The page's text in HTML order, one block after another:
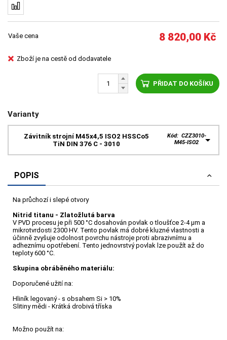
Vaše cena 8 820,00 Kč
Zboží je na cestě od dodavatele
PŘIDAT DO KOŠÍKU
Varianty
Závitník strojní M45x4,5 ISO2 HSSCo5
TiN DIN 376 C - 3010
Kód: CZZ3010-
M45-ISO2
POPIS
Na průchozí i slepé otvory
Nitrid titanu - Zlatožlutá barva
V PVD procesu je při 500 °C dosahován povlak o tloušťce 2-4 μm a
mikrotvrdosti 2300 HV. Tento povlak má dobré kluzné vlastnosti a
účinně zvyšuje odolnost povrchu nástroje proti abrazivnímu a
adheznímu opotřebení. Tento jednovrstvý povlak lze použít až do
teploty 600 °C.
Skupina obráběného materiálu:
Doporučené užití na:
Hliník legovaný - s obsahem Si > 10%
Slitiny mědi - Krátká drobivá tříska
Možno použít na: